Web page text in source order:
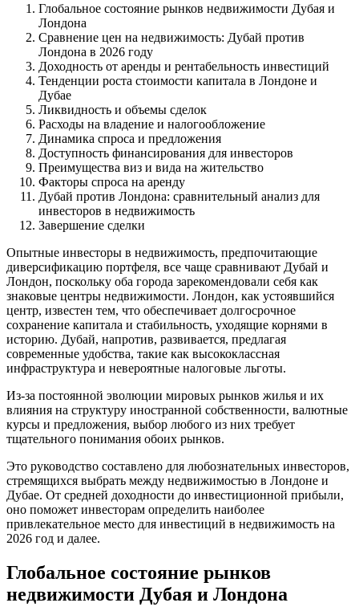
Глобальное состояние рынков недвижимости Дубая и
Лондона
Сравнение цен на недвижимость: Дубай против
Лондона в 2026 году
Доходность от аренды и рентабельность инвестиций
Тенденции роста стоимости капитала в Лондоне и
Дубае
Ликвидность и объемы сделок
Расходы на владение и налогообложение
Динамика спроса и предложения
Доступность финансирования для инвесторов
Преимущества виз и вида на жительство
Факторы спроса на аренду
Дубай против Лондона: сравнительный анализ для
инвесторов в недвижимость
Завершение сделки
Опытные инвесторы в недвижимость, предпочитающие
диверсификацию портфеля, все чаще сравнивают Дубай и
Лондон, поскольку оба города зарекомендовали себя как
знаковые центры недвижимости. Лондон, как устоявшийся
центр, известен тем, что обеспечивает долгосрочное
сохранение капитала и стабильность, уходящие корнями в
историю. Дубай, напротив, развивается, предлагая
современные удобства, такие как высококлассная
инфраструктура и невероятные налоговые льготы.
Из-за постоянной эволюции мировых рынков жилья и их
влияния на структуру иностранной собственности, валютные
курсы и предложения, выбор любого из них требует
тщательного понимания обоих рынков.
Это руководство составлено для любознательных инвесторов,
стремящихся выбрать между недвижимостью в Лондоне и
Дубае. От средней доходности до инвестиционной прибыли,
оно поможет инвесторам определить наиболее
привлекательное место для инвестиций в недвижимость на
2026 год и далее.
Глобальное состояние рынков
недвижимости Дубая и Лондона